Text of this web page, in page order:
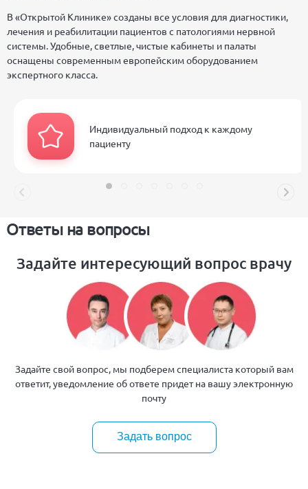
Ответы на вопросы
Задайте интересующий вопрос врачу
Задайте свой вопрос, мы подберем специалиста который вам
ответит, уведомление об ответе придет на вашу электронную
почту
Задать вопрос
В «Открытой Клинике» созданы все условия для диагностики,
лечения и реабилитации пациентов с патологиями нервной
системы. Удобные, светлые, чистые кабинеты и палаты
оснащены современным европейским оборудованием
экспертного класса.
Индивидуальный подход к каждому
пациенту